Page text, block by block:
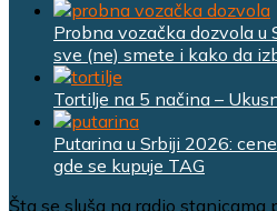
Probna vozačka dozvola u
sve (ne) smete i kako da
Tortilje na 5 načina –
Putarina u Srbiji 2026:
gde se kupuje TAG
Šta se sluša na radio stanicama